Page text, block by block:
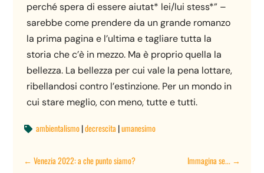
perché spera di essere aiutat* lei/lui stess*” –
sarebbe come prendere da un grande romanzo
la prima pagina e l’ultima e tagliare tutta la
storia che c’è in mezzo. Ma è proprio quella la
bellezza. La bellezza per cui vale la pena lottare,
ribellandosi contro l’estinzione. Per un mondo in
cui stare meglio, con meno, tutte e tutti.
 ambientalismo|decrescita |umanesimo
←Venezia 2022: a che punto siamo? Immagina se...→